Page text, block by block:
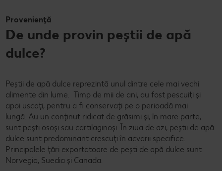
Proveniență
De unde provin peștii de apă
dulce?
Peștii de apă dulce reprezintă unul dintre cele mai vechi
alimente din lume. Timp de mii de ani, au fost pescuiți și
apoi uscați, pentru a fi conservați pe o perioadă mai
lungă. Au un conținut ridicat de grăsimi și, în mare parte,
sunt pești osoși sau cartilaginoși. În ziua de azi, peștii de apă
dulce sunt predominant crescuți în acvarii specifice.
Principalele țări exportatoare de pești de apă dulce sunt
Norvegia, Suedia și Canada.